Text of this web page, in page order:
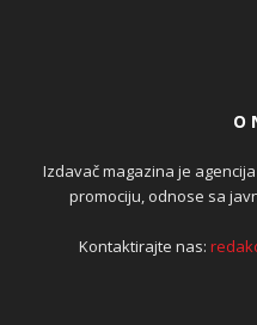
O
Izdavač magazina je
promociju, odnose sa
Kontaktirajte nas: